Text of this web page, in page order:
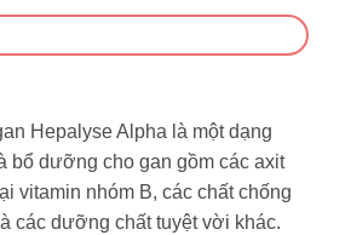
Hepalyse Alpha là một dạng
bổ dưỡng cho gan gồm các axit
vitamin nhóm B, các chất chống
các dưỡng chất tuyệt vời khác.